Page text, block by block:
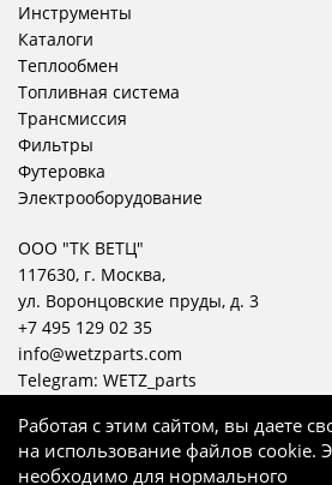
Инструменты
Каталоги
Теплообмен
Топливная система
Трансмиссия
Фильтры
Футеровка
Электрооборудование
ООО "ТК ВЕТЦ"
117630, г. Москва,
ул. Воронцовские пруды, д. 3
+7 495 129 02 35
info@wetzparts.com
Telegram: WETZ_parts
Работая с этим сайтом, вы даете
на использование файлов cookie.
необходимо для нормального